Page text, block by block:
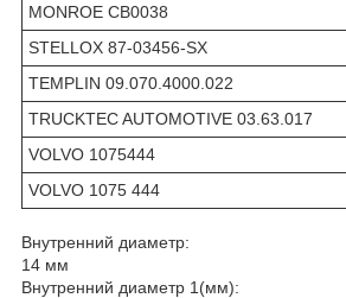
MONROE CB0038
STELLOX 87-03456-SX
TEMPLIN 09.070.4000.022
TRUCKTEC AUTOMOTIVE 03.63.017
VOLVO 1075444
VOLVO 1075 444
Внутренний диаметр:
14 мм
Внутренний диаметр 1(мм):